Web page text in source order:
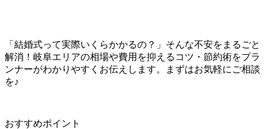
「結婚式って実際いくらかかるの？」そんな不安をまるごと
解消！岐阜エリアの相場や費用を抑えるコツ・節約術をプラ
ンナーがわかりやすくお伝えします。まずはお気軽にご相談
を♪
おすすめポイント